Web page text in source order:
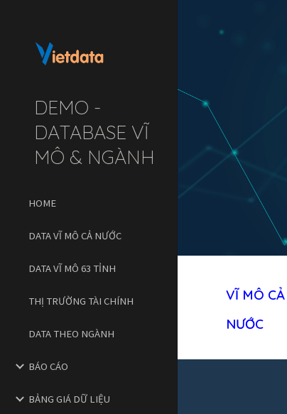
DEMO -
DATABASE VĨ
MÔ & NGÀNH
HOME
DATA VĨ MÔ CẢ NƯỚC
DATA VĨ MÔ 63 TỈNH
THỊ TRƯỜNG TÀI CHÍNH
DATA THEO NGÀNH
BÁO CÁO
BẢNG GIÁ DỮ LIỆU
VĨ MÔ CẢ
NƯỚC